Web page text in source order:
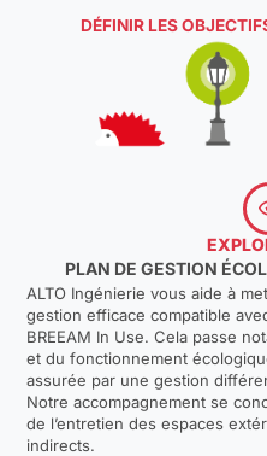
DÉFINIR LES
PLAN DE GESTION
ALTO Ingénierie vous aide à
gestion efficace compatible
BREEAM In Use. Cela passe
et du fonctionnement
assurée par une gestion
Notre accompagnement se
de l’entretien des espaces
indirects.